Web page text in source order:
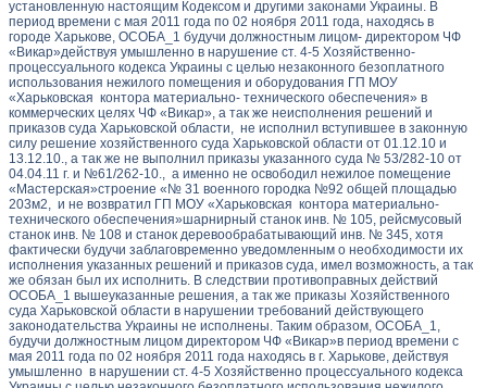
установленную настоящим Кодексом и другими законами Украины. В
период времени с мая 2011 года по 02 ноября 2011 года, находясь в
городе Харькове, ОСОБА_1 будучи должностным лицом- директором ЧФ
«Викар»действуя умышленно в нарушение ст. 4-5 Хозяйственно-
процессуального кодекса Украины с целью незаконного безоплатного
использования нежилого помещения и оборудования ГП МОУ
«Харьковская контора материально- технического обеспечения» в
коммерческих целях ЧФ «Викар», а так же неисполнения решений и
приказов суда Харьковской области, не исполнил вступившее в законную
силу решение хозяйственного суда Харьковской области от 01.12.10 и
13.12.10., а так же не выполнил приказы указанного суда № 53/282-10 от
04.04.11 г. и №61/262-10., а именно не освободил нежилое помещение
«Мастерская»строение «№ 31 военного городка №92 общей площадью
203м2, и не возвратил ГП МОУ «Харьковская контора материально-
технического обеспечения»шарнирный станок инв. № 105, рейсмусовый
станок инв. № 108 и станок деревообрабатывающий инв. № 345, хотя
фактически будучи заблаговременно уведомленным о необходимости их
исполнения указанных решений и приказов суда, имел возможность, а так
же обязан был их исполнить. В следствии противоправных действий
ОСОБА_1 вышеуказанные решения, а так же приказы Хозяйственного
суда Харьковской области в нарушении требований действующего
законодательства Украины не исполнены. Таким образом, ОСОБА_1,
будучи должностным лицом директором ЧФ «Викар»в период времени с
мая 2011 года по 02 ноября 2011 года находясь в г. Харькове, действуя
умышленно в нарушении ст. 4-5 Хозяйственно процессуального кодекса